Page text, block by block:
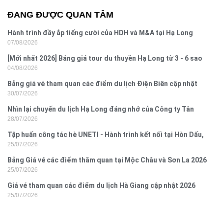
ĐANG ĐƯỢC QUAN TÂM
Hành trình đầy ắp tiếng cười của HDH và M&A tại Hạ Long
07/08/2026
[Mới nhất 2026] Bảng giá tour du thuyền Hạ Long từ 3 - 6 sao
04/08/2026
Bảng giá vé tham quan các điểm du lịch Điện Biên cập nhật
2026
30/07/2026
Nhìn lại chuyến du lịch Hạ Long đáng nhớ của Công ty Tân
Hưng 2026
28/07/2026
Tập huấn công tác hè UNETI - Hành trình kết nối tại Hòn Dấu,
Đồ Sơn
25/07/2026
Bảng Giá vé các điểm thăm quan tại Mộc Châu và Sơn La 2026
25/07/2026
Giá vé tham quan các điểm du lịch Hà Giang cập nhật 2026
25/07/2026